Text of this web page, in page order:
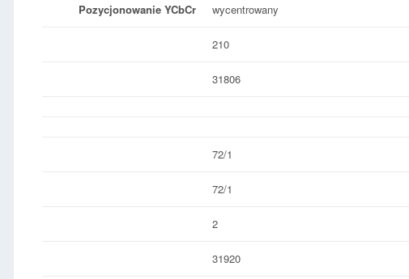
Pozycjonowanie YCbCr wycentrowany
210
31806
72/1
72/1
2
31920